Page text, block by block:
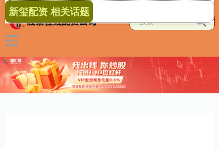
新玺配资 相关话题